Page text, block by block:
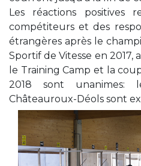
Les réactions
compétiteurs et des
étrangères après le
Sportif de Vitesse en 2017,
le Training Camp et la
2018 sont unanimes:
Châteauroux-Déols sont